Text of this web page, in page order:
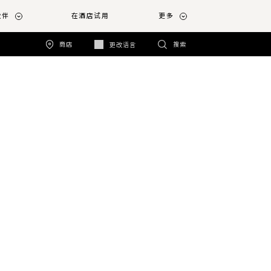
在酒店试用 更多
商店 更改语言 搜索